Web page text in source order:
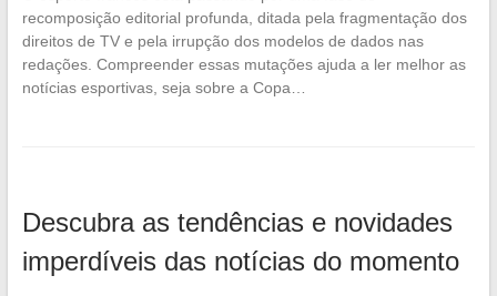
recomposição editorial profunda, ditada pela fragmentação dos
direitos de TV e pela irrupção dos modelos de dados nas
redações. Compreender essas mutações ajuda a ler melhor as
notícias esportivas, seja sobre a Copa…
Descubra as tendências e novidades
imperdíveis das notícias do momento